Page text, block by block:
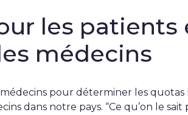
les
médecins
pour déterminer les
dans notre pays. “Ce qu’on le